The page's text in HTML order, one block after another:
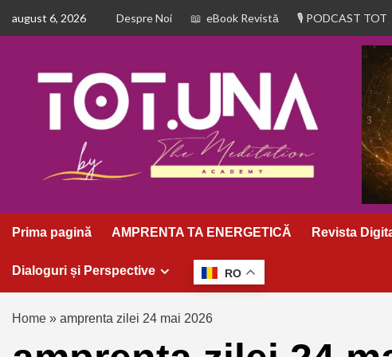
august 6, 2026 Despre Noi eBook Revistă PODCAST TOT
Prima pagină AMPRENTA TA ENERGETICĂ Revista
Dialoguri și Perspective RO
Home » amprenta zilei 24 mai 2026